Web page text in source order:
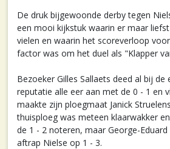
De druk bijgewoonde derby tegen
een mooi kijkstuk waarin er maar
vielen en waarin het scoreverloop
factor was om het duel als "Klapper
Bezoeker Gilles Sallaets deed al bij de
reputatie alle eer aan met de 0 - 1 en
maakte zijn ploegmaat Janick
thuisploeg was meteen klaarwakker
de 1 - 2 noteren, maar George-
aftrap Nielse op 1 - 3.